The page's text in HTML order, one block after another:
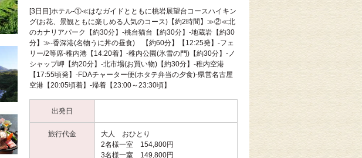
[3日目]ホテル-①≪はなガイドとともに桃岩展望台コースハイキン
グ(お花、景観ともに楽しめる人気のコース)【約2時間】≫②≪北
のカナリアパーク【約30分】-桃台猫台【約30分】-地蔵岩【約30
分】≫-香深港(名物うに丼の昼食) 【約60分】【12:25発】-フェ
リー/2等席-稚内港【14:20着】-稚内公園(氷雪の門)【約30分】-ノ
シャップ岬【約20分】-北市場(お買い物)【約30分】-稚内空港
【17:55頃発】-FDAチャーター便(ホタテ弁当の夕食)-県営名古屋
空港【20:05頃着】-帰着【23:00～23:30頃】
出発日
旅行代金
大人 おひとり
2名様一室 154,800円
3名様一室 149,800円